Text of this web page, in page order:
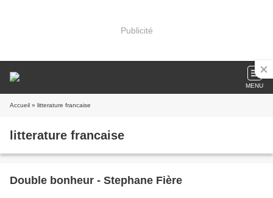
Publicité
MENU
Accueil » litterature francaise
litterature francaise
Double bonheur - Stephane Fière